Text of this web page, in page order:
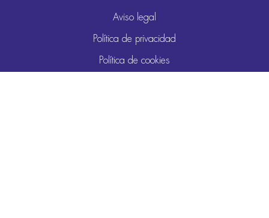
Aviso legal
Política de privacidad
Política de cookies